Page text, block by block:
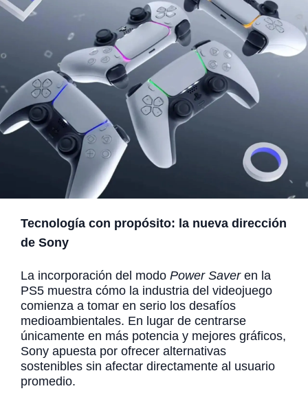
Tecnología con propósito: la nueva dirección
de Sony
La incorporación del modo Power Saveren la
PS5 muestra cómo la industria del videojuego
comienza a tomar en serio los desafíos
medioambientales. En lugar de centrarse
únicamente en más potencia y mejores gráficos,
Sony apuesta por ofrecer alternativas
sostenibles sin afectar directamente al usuario
promedio.